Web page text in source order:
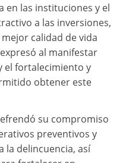
en las instituciones y el
a las inversiones,
calidad de vida
al manifestar
el fortalecimiento y
obtener este
su compromiso
preventivos y
la delincuencia, así